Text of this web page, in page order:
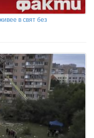
в свят без